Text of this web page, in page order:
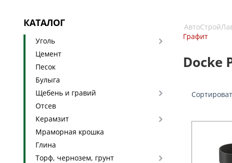
КАТАЛОГ
Уголь
Цемент
Песок
Булыга
Щебень и гравий
Отсев
Керамзит
Мраморная крошка
Глина
Торф, чернозем, грунт
Графит
Docke